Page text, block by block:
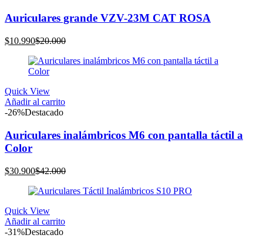
Auriculares grande VZV-23M CAT ROSA
$10.990El
actual
es:
$20.000El
original
Quick View
Añadir al carrito
-26%Destacado
Auriculares inalámbricos M6 con pantalla táctil a
Color
$30.900El
actual
$30.900.
$42.000El
original
Quick View
Añadir al carrito
-31%Destacado